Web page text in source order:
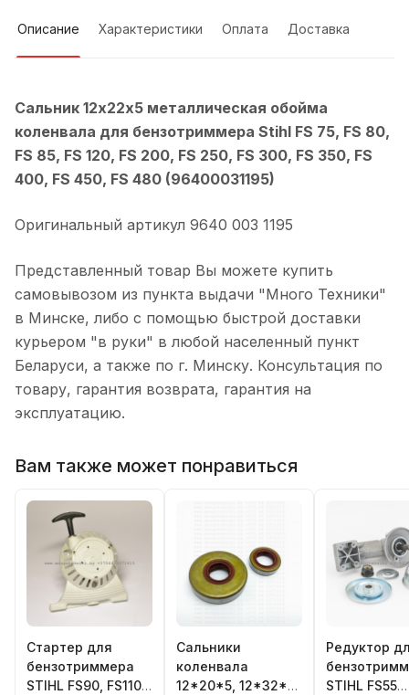
Описание Характеристики Оплата Доставка
Сальник 12х22х5 металлическая обойма
коленвала для бензотриммера Stihl FS 75, FS 80,
FS 85, FS 120, FS 200, FS 250, FS 300, FS 350, FS
400, FS 450, FS 480 (96400031195)
Оригинальный артикул 9640 003 1195
Представленный товар Вы можете купить
самовывозом из пункта выдачи "Много Техники"
в Минске, либо с помощью быстрой доставки
курьером "в руки" в любой населенный пункт
Беларуси, а также по г. Минску. Консультация по
товару, гарантия возврата, гарантия на
эксплуатацию.
Вам также может понравиться
Стартер для
бензотриммера
STIHL FS90, FS110,
Сальники
коленвала
12*20*5, 12*32*7
Редуктор
STIHL FS55